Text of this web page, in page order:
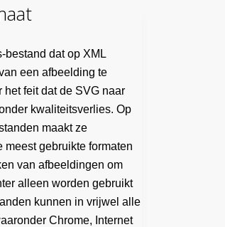
bestand dat op XML
een afbeelding te
feit dat de SVG naar
kwaliteitsverlies. Op
maakt ze
gebruikte formaten
van afbeeldingen om
alleen worden gebruikt
kunnen in vrijwel alle
Chrome, Internet